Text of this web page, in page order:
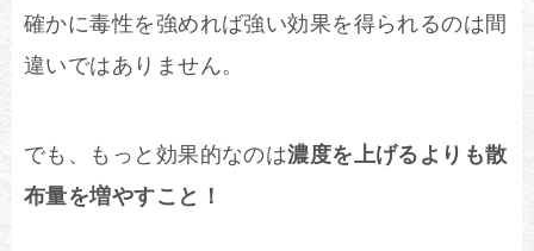
確かに毒性を強めれば強い効果を得られるのは間
違いではありません。
でも、もっと効果的なのは濃度を上げるよりも散
布量を増やすこと！